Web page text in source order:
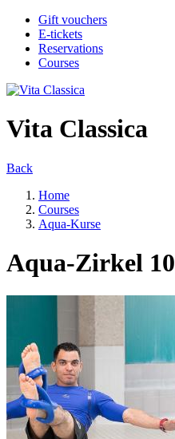
Gift vouchers
E-tickets
Reservations
Courses
Vita Classica
Back
Home
Courses
Aqua-Kurse
Aqua-Zirkel